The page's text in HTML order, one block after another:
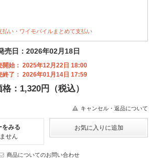
払い・ワイモバイルまとめて支払い
売日：2026年02月18日
開始： 2025年12月22日 18:00
終了： 2026年01月14日 17:59
格：1,320円（税込）
キャンセル・返品について
をみる
せん
商品についてのお問い合わせ